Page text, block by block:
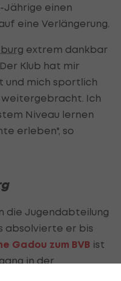
Jährige einen
eine Verlängerung.
extrem dankbar
Klub hat mir
und mich sportlich
weitergebracht. Ich
Niveau lernen
erleben", so
die Jugendabteilung
absolvierte er bis
Gadou zum BVB ist
in der